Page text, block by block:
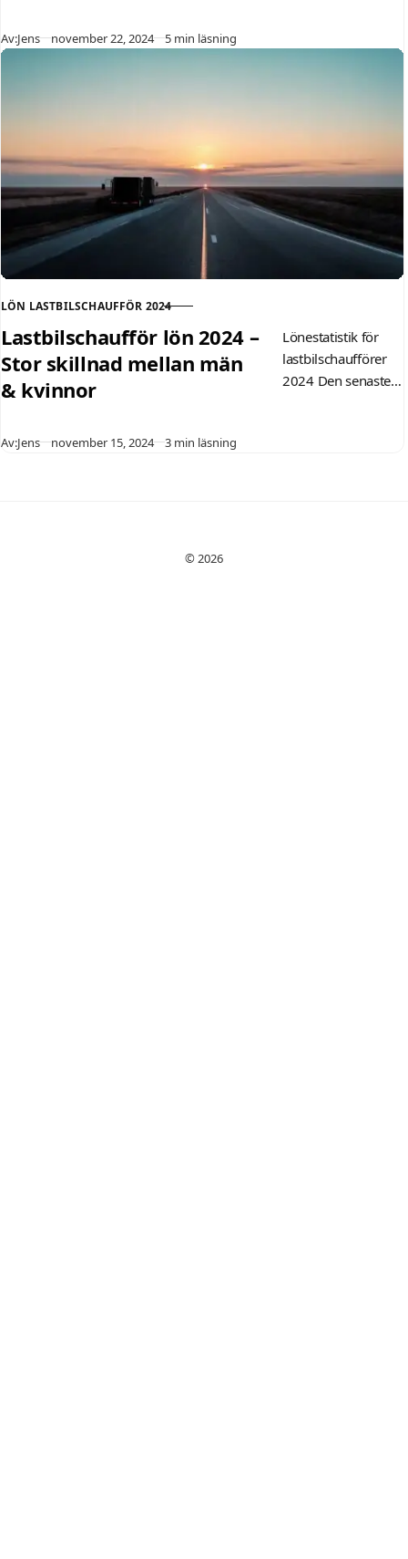
Av:Jens Publicerad
november 22, 2024 5 min läsning
KATEGORI
LÖN LASTBILSCHAUFFÖR 2024
Lastbilschaufför lön 2024 –
Stor skillnad mellan män
& kvinnor
Lönestatistik för
lastbilschaufförer
2024 Den senaste
Av:Jens Publicerad
november 15, 2024 3 min läsning
© 2026